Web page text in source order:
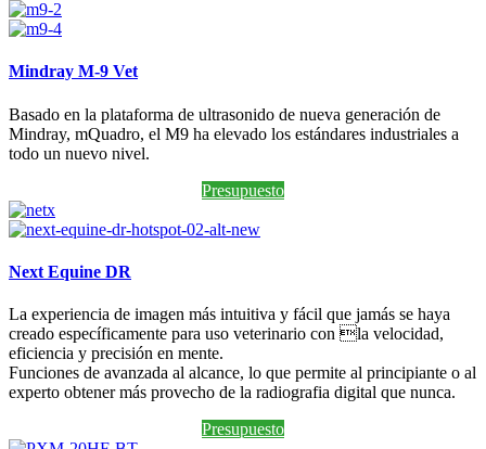
Mindray M-9 Vet
Basado en la plataforma de ultrasonido de nueva generación de
Mindray, mQuadro, el M9 ha elevado los estándares industriales a
todo un nuevo nivel.
Presupuesto
Next Equine DR
La experiencia de imagen más intuitiva y fácil que jamás se haya
creado específicamente para uso veterinario con la velocidad,
eficiencia y precisión en mente.
Funciones de avanzada al alcance, lo que permite al principiante o al
experto obtener más provecho de la radiografia digital que nunca.
Presupuesto